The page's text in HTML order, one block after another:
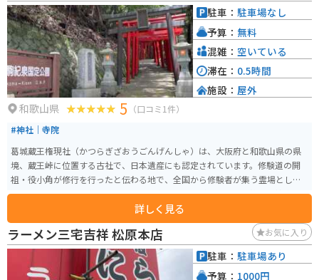
和歌山県 5 （口コミ1件）
#神社｜寺院
葛城蔵王権現社（かつらぎざおうごんげんしゃ）は、大阪府と和歌山県の県
境、蔵王峠に位置する古社で、日本遺産にも認定されています。修験道の開
祖・役小角が修行を行ったと伝わる地で、全国から修験者が集う霊場として
知られています。参道にはいくつもの朱色の鳥居が並び、山の静寂と神秘的
な雰囲気が訪れる人を包み込みます。境内には修験道の本尊・葛城蔵王権現
が祀られ、厳かな空気が漂います。 アクセスは府道61号（堺かつらぎ線）沿
いで、車やバイクでの訪問がおすすめです。駐車場はありませんが、近くの
三叉路に少し広いスペースがあり、一時的な停車が可能です。山間部のため
道はカーブが多いものの、ツーリングルートとしても人気で、特に新緑や紅
詳しく見る
駐車： 駐車場なし
予算： 無料
混雑： 空いている
滞在： 0.5時間
施設： 屋外
ラーメン三宅吉祥 松原本店 お気に入り
駐車： 駐車場あり
予算： 1000円